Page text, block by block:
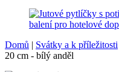
Domů | Svátky a k příležitosti
20 cm - bílý anděl